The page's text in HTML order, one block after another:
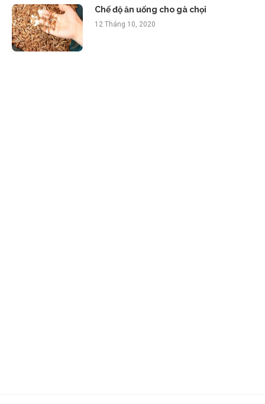
Chế độ ăn uống cho gà chọi
12 Tháng 10, 2020